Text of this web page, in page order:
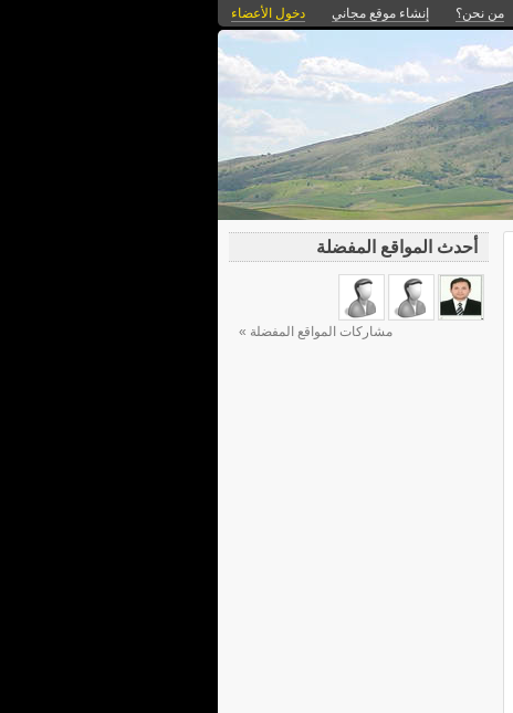
من نحن؟ إنشاء موقع مجاني دخول الأعضاء
أحدث المواقع المفضلة
مشاركات المواقع المفضلة »